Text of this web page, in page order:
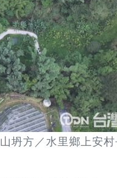
坍方／水里鄉上安